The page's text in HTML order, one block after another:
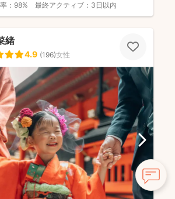
： 98% 最終アクティブ： 3日以内
緒
4.9 (196)女性